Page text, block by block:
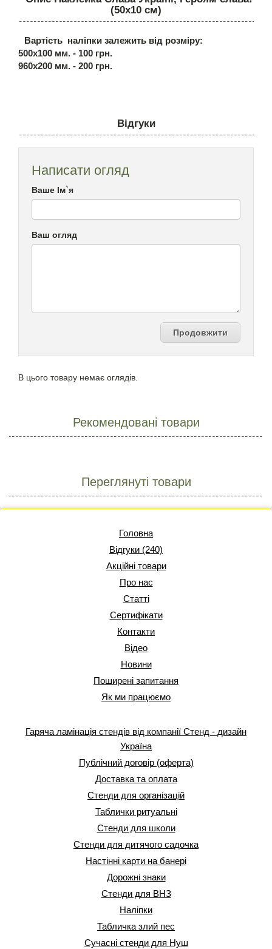
(50х10 см)
Вартість наліпки залежить від розміру:
500х100 мм. - 100 грн.
960х200 мм. - 200 грн.
Відгуки
Написати огляд
Ваше Ім`я
Ваш огляд
Продовжити
В цього товару немає оглядів.
Рекомендовані товари
Переглянуті товари
Головна
Відгуки (240)
Акційні товари
Про нас
Статті
Сертифікати
Контакти
Відео
Новини
Поширені запитання
Як ми працюємо
Гаряча ламінація стендів від компанії Стенд - дизайн
Україна
Публічний договір (оферта)
Доставка та оплата
Стенди для організацій
Таблички ритуальні
Стенди для школи
Стенди для дитячого садочка
Настінні карти на банері
Дорожні знаки
Стенди для ВНЗ
Наліпки
Табличка злий пес
Сучасні стенди для Нуш